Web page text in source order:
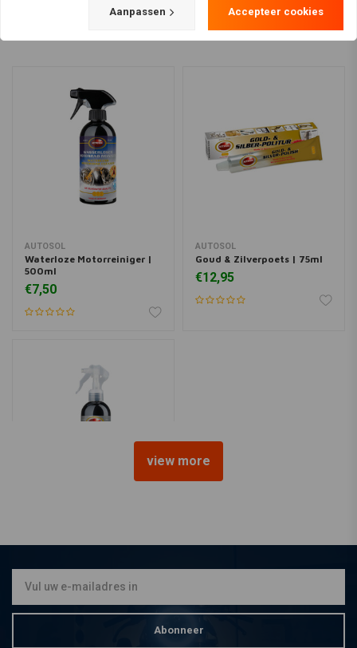
AUTOSOL
Waterloze Motorreiniger |
500ml
€7,50
AUTOSOL
Goud & Zilverpoets | 75ml
€12,95
€9,49
view more
Abonneer
Aanpassen Accepteer cookies